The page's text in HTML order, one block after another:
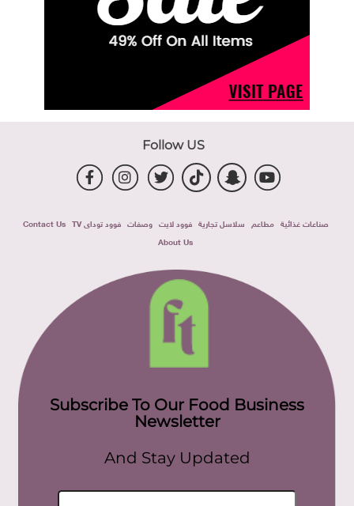
Follow US
صناعات غذائية مطاعم سلاسل تجارية فوود لايت وصفات فوود توداى TV
Contact Us
About Us
Subscribe To Our Food Business
Newsletter
And Stay Updated